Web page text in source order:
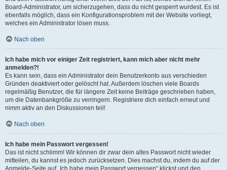
Board-Administrator, um sicherzugehen, dass du nicht gesperrt wurdest. Es ist
ebenfalls möglich, dass ein Konfigurationsproblem mit der Website vorliegt,
welches ein Administrator lösen muss.
Nach oben
Ich habe mich vor einiger Zeit registriert, kann mich aber nicht mehr
anmelden?!
Es kann sein, dass ein Administrator dein Benutzerkonto aus verschieden
Gründen deaktiviert oder gelöscht hat. Außerdem löschen viele Boards
regelmäßig Benutzer, die für längere Zeit keine Beiträge geschrieben haben,
um die Datenbankgröße zu verringern. Registriere dich einfach erneut und
nimm aktiv an den Diskussionen teil!
Nach oben
Ich habe mein Passwort vergessen!
Das ist nicht schlimm! Wir können dir zwar dein altes Passwort nicht wieder
mitteilen, du kannst es jedoch zurücksetzen. Dies machst du, indem du auf der
Anmelde-Seite auf „Ich habe mein Passwort vergessen“ klickst und den